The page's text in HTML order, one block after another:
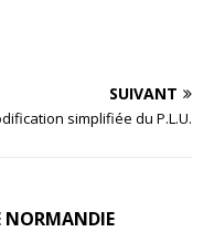
SUIVANT
simplifiée du P.L.U.
NORMANDIE